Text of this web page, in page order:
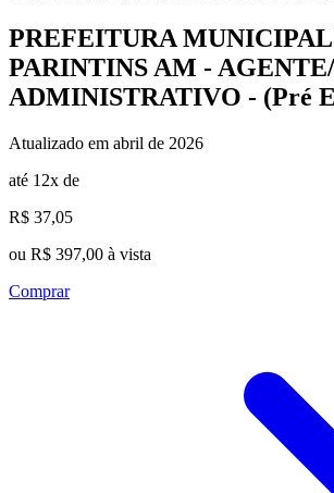
PREFEITURA
PARINTINS AM -
ADMINISTRATIVO - (Pré
Atualizado em abril de 2026
até 12x de
R$ 37,05
ou R$ 397,00 à vista
Comprar